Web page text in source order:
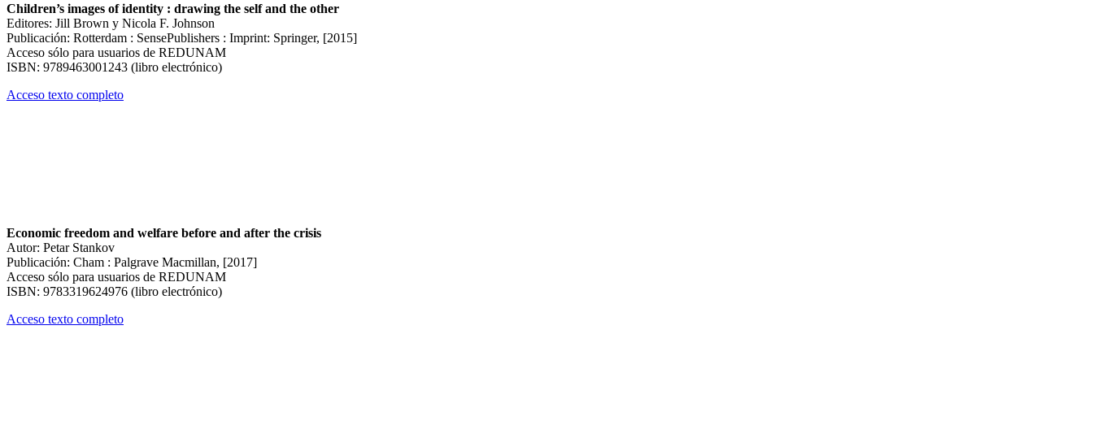
Children’s images of identity : drawing the self and the other
Editores: Jill Brown y Nicola F. Johnson
Publicación: Rotterdam : SensePublishers : Imprint: Springer, [2015]
Acceso sólo para usuarios de REDUNAM
ISBN: 9789463001243 (libro electrónico)
Acceso texto completo
Economic freedom and welfare before and after the crisis
Autor: Petar Stankov
Publicación: Cham : Palgrave Macmillan, [2017]
Acceso sólo para usuarios de REDUNAM
ISBN: 9783319624976 (libro electrónico)
Acceso texto completo